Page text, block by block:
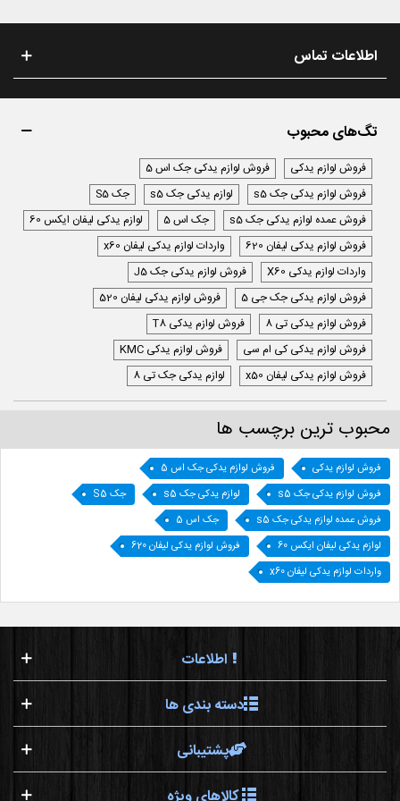
اطلاعات تماس
تگ‌های محبوب
فروش لوازم یدکی
فروش لوازم یدکی جک اس 5
فروش لوازم یدکی جک s5
لوازم یدکی جک s5
جک S5
فروش عمده لوازم یدکی جک s5
جک اس 5
لوازم یدکی لیفان ایکس 60
فروش لوازم یدکی لیفان 620
واردات لوازم یدکی لیفان x60
واردات لوازم یدکی X60
فروش لوازم یدکی جک J5
فروش لوازم یدکی جک جی 5
فروش لوازم یدکی لیفان 520
فروش لوازم یدکی تی 8
فروش لوازم یدکی T8
فروش لوازم یدکی کی ام سی
فروش لوازم یدکی KMC
فروش لوازم یدکی لیفان x50
لوازم یدکی جک تی 8
محبوب ترین برچسب ها
فروش لوازم یدکی
فروش لوازم یدکی جک اس 5
فروش لوازم یدکی جک s5
لوازم یدکی جک s5
جک S5
فروش عمده لوازم یدکی جک s5
جک اس 5
لوازم یدکی لیفان ایکس 60
فروش لوازم یدکی لیفان 620
واردات لوازم یدکی لیفان x60
اطلاعات
دسته بندی ها
پشتیبانی